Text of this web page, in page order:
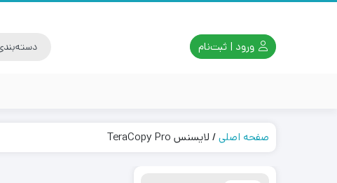
ورود | ثبت‌نام
صفحه اصلی/ لایسنس TeraCopy Pro